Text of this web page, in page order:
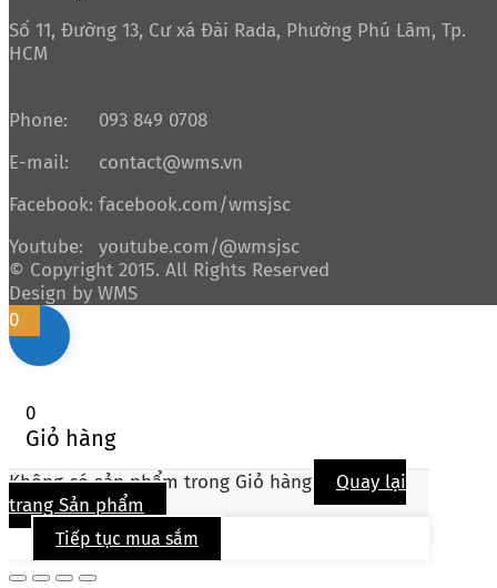
Số 11, Đường 13, Cư xá Đài Rada, Phường Phú Lâm, Tp.
HCM
Phone:
093 849 0708
E-mail:
contact@wms.vn
Facebook: facebook.com/wmsjsc
Youtube:
youtube.com/@wmsjsc
© Copyright 2015. All Rights Reserved
Design by WMS
0
0
Giỏ hàng
Không có sản phẩm trong Giỏ hàng
Quay lại
trang Sản phẩm
Tiếp tục mua sắm